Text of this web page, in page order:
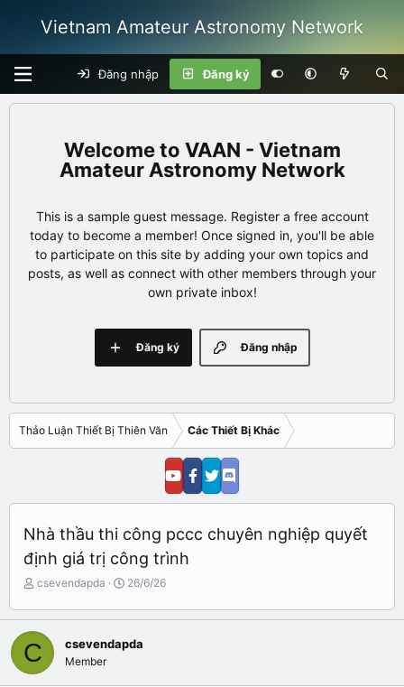
Vietnam Amateur Astronomy Network
Đăng nhập Đăng ký
VAAN - Vietnam
Amateur Astronomy Network
This is a sample guest message. Register a free account
today to become a member! Once signed in, you'll be able
to participate on this site by adding your own topics and
posts, as well as connect with other members through your
own private inbox!
Đăng nhập
Đăng ký
Thảo Luận Thiết Bị Thiên Văn Các Thiết Bị Khác
Nhà thầu thi công pccc chuyên nghiệp quyết
định giá trị công trình
N
ư
ờ
i
k
csevendapda
N
à
b
26/6/26
C csevendapda
Member